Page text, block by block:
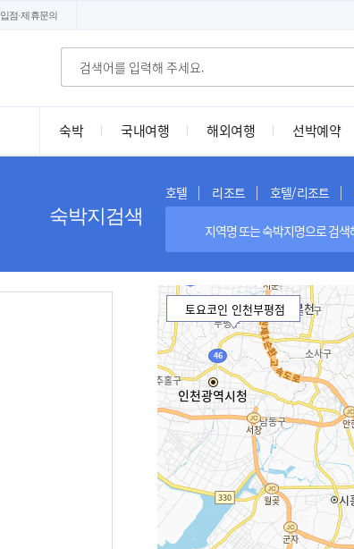
입점·제휴문의
숙박 국내여행 해외여행 선박예약
숙박지검색
호텔 리조트 호텔/리조트
토요코인 인천부평점